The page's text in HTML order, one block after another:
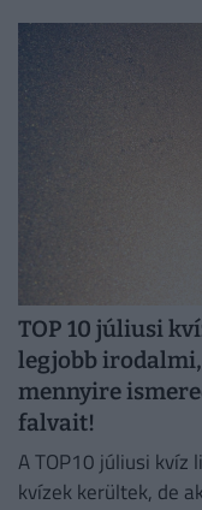
TOP 10 júliusi
legjobb
mennyire
falvait!
A TOP10 júliusi
kvízek kerültek, de